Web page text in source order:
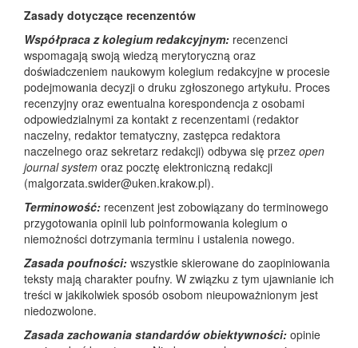
Zasady dotyczące recenzentów
Współpraca z kolegium redakcyjnym: recenzenci
wspomagają swoją wiedzą merytoryczną oraz
doświadczeniem naukowym kolegium redakcyjne w procesie
podejmowania decyzji o druku zgłoszonego artykułu. Proces
recenzyjny oraz ewentualna korespondencja z osobami
odpowiedzialnymi za kontakt z recenzentami (redaktor
naczelny, redaktor tematyczny, zastępca redaktora
naczelnego oraz sekretarz redakcji) odbywa się przez open
journal system oraz pocztę elektroniczną redakcji
(malgorzata.swider@uken.krakow.pl).
Terminowość: recenzent jest zobowiązany do terminowego
przygotowania opinii lub poinformowania kolegium o
niemożności dotrzymania terminu i ustalenia nowego.
Zasada poufności: wszystkie skierowane do zaopiniowania
teksty mają charakter poufny. W związku z tym ujawnianie ich
treści w jakikolwiek sposób osobom nieupoważnionym jest
niedozwolone.
Zasada zachowania standardów obiektywności: opinie